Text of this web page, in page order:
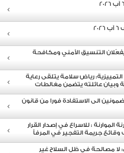
التنسيق الأمني ومكافحة
التمييزية: رياض سلامة يتلقى رعاية
وبيان عائلته يتضمن مغالطات
الى الاستفادة فورا من قانون
: للاسراع في إصدار القرار
جريمة التفجير في المرفأ
لا مصالحة في ظل السلاح غير